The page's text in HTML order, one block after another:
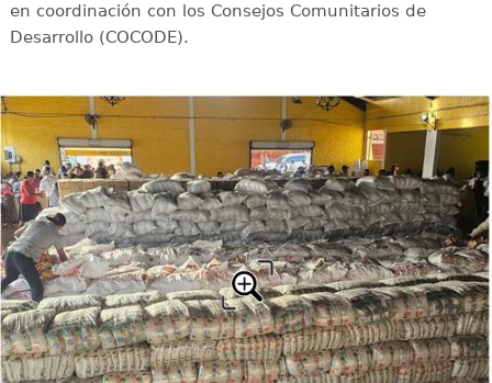
en coordinación con los Consejos Comunitarios de
Desarrollo (COCODE).